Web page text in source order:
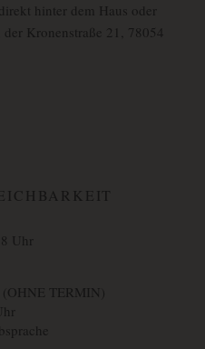
hinter dem Haus oder
Kronenstraße 21, 78054
Uhr
TERMIN)